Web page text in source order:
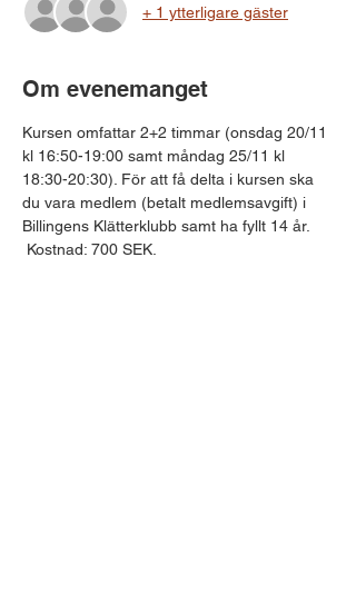
+ 1 ytterligare gäster
Om evenemanget
Kursen omfattar 2+2 timmar (onsdag 20/11
kl 16:50-19:00 samt måndag 25/11 kl
18:30-20:30). För att få delta i kursen ska
du vara medlem (betalt medlemsavgift) i
Billingens Klätterklubb samt ha fyllt 14 år.
Kostnad: 700 SEK.